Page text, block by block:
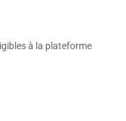
à la plateforme